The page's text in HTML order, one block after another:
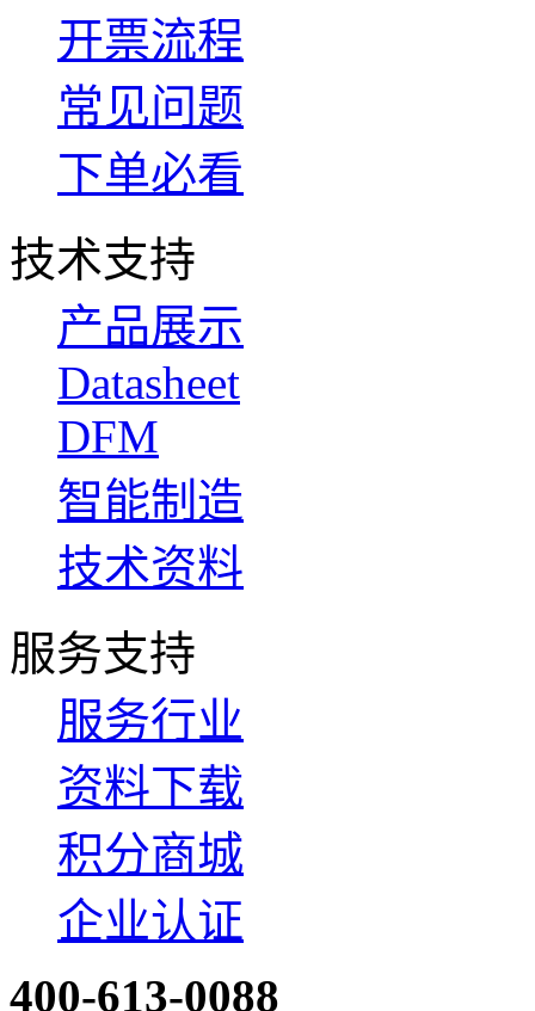
开票流程
常见问题
下单必看
技术支持
产品展示
Datasheet
DFM
智能制造
技术资料
服务支持
服务行业
资料下载
积分商城
企业认证
400-613-0088